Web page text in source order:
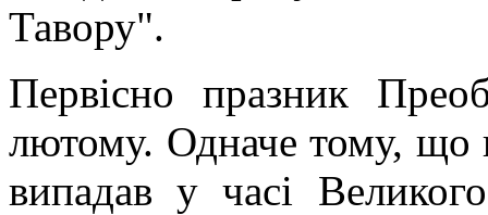
Тавору".
Первісно празник
лютому. Одначе тому, що
випадав у часі